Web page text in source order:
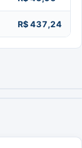
R$ 437,24